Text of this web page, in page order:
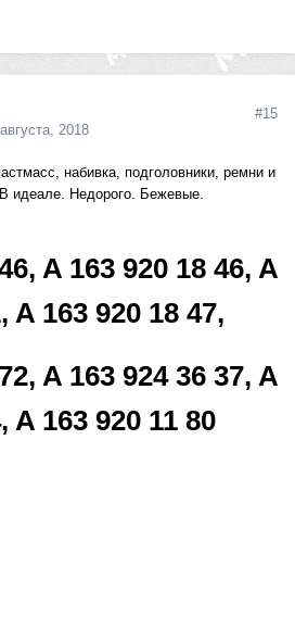
2018
#15
набивка, подголовники, ремни и
идеале. Недорого. Бежевые.
A 163 920 18 46, A
A 163 920 18 47,
A 163 924 36 37, A
A 163 920 11 80